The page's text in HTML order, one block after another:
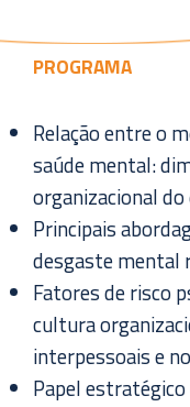
PROGRAMA
Relação entre o
saúde mental:
organizacional
Principais
desgaste mental
Fatores de risco
cultura
interpessoais e
Papel